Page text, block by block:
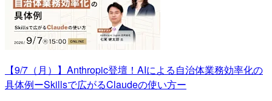
【9/7（月）】Anthropic登壇！AIによる自治体業務効率化の
具体例ーSkillsで広がるClaudeの使い方ー